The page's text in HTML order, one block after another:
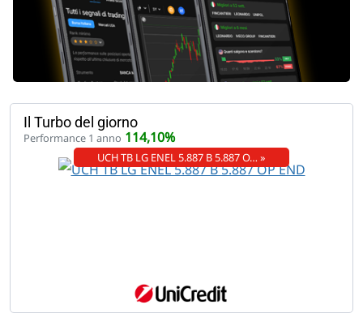
Il Turbo del giorno
Performance 1 anno 114,10%
UCH TB LG ENEL 5.887 B 5.887 O… »